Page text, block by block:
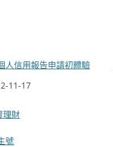
人信用報告申請初體驗
11-17
理財
號